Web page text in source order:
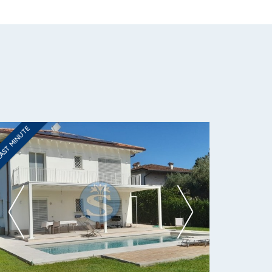
MINUTE
Ti interessa?
Contatta
--------------------
Vedi tutti i dettagli